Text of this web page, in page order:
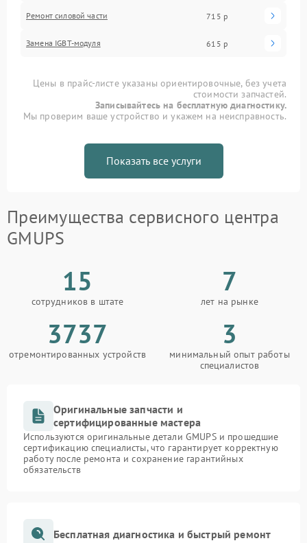
Ремонт силовой части 715 р
Замена IGBT-модуля 615 р
Цены в прайс-листе указаны ориентировочные, без учета
стоимости запчастей.
Записывайтесь на бесплатную диагностику.
Мы проверим ваше устройство и укажем на неисправность.
Показать все услуги
Преимущества сервисного центра
GMUPS
15
сотрудников в штате
7
лет на рынке
3737
отремонтированных устройств
3
минимальный опыт работы
специалистов
Оригинальные запчасти и
сертифицированные мастера
Используются оригинальные детали GMUPS и прошедшие
сертификацию специалисты, что гарантирует корректную
работу после ремонта и сохранение гарантийных
обязательств
Бесплатная диагностика и быстрый ремонт